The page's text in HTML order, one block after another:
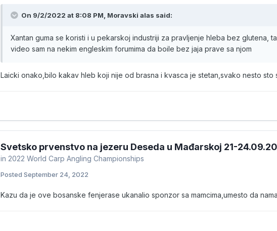
On 9/2/2022 at 8:08 PM, Moravski alas said:
Xantan guma se koristi i u pekarskoj industriji za pravljenje hleba bez glutena,
video sam na nekim engleskim forumima da boile bez jaja prave sa njom
Laicki onako,bilo kakav hleb koji nije od brasna i kvasca je stetan,svako nesto
Svetsko prvenstvo na jezeru Deseda u Mađarskoj 21-
in 2022 World Carp Angling Championships
Posted September 24, 2022
Kazu da je ove bosanske fenjerase ukanalio sponzor sa mamcima,umesto da